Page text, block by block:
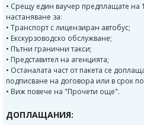
• Срещу един ваучер предплащате
настаняване за:
• Транспорт с лицензиран автобус;
• Екскурзоводско обслужване;
• Пътни гранични такси;
• Представител на агенцията;
• Останалата част от пакета се
подписване на договора или в срок
• Виж повече на "Прочети още".
ДОПЛАЩАНИЯ: